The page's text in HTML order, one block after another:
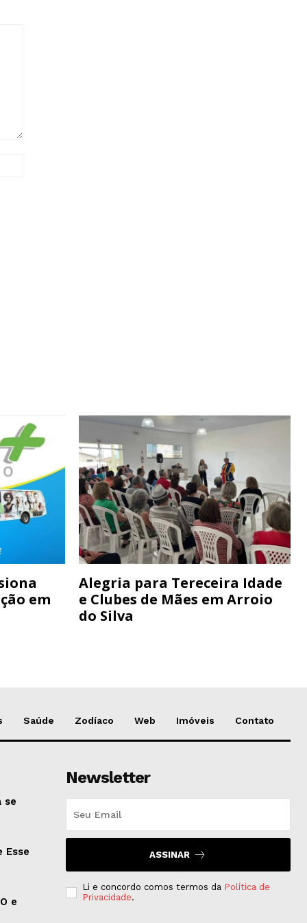
em
Alegria para Tereceira Idade
e Clubes de Mães em Arroio
do Silva
Saúde Zodíaco Web Imóveis Contato
se
Esse
e
Newsletter
ASSINAR
Li e concordo comos termos da Política de
Privacidade.